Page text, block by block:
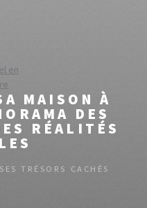
MAISON À
DES
RÉALITÉS
TRÉSORS CACHÉS